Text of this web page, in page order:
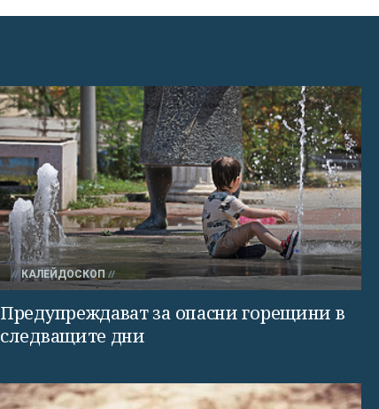
КАЛЕЙДОСКОП
Предупреждават за опасни горещини в
следващите дни